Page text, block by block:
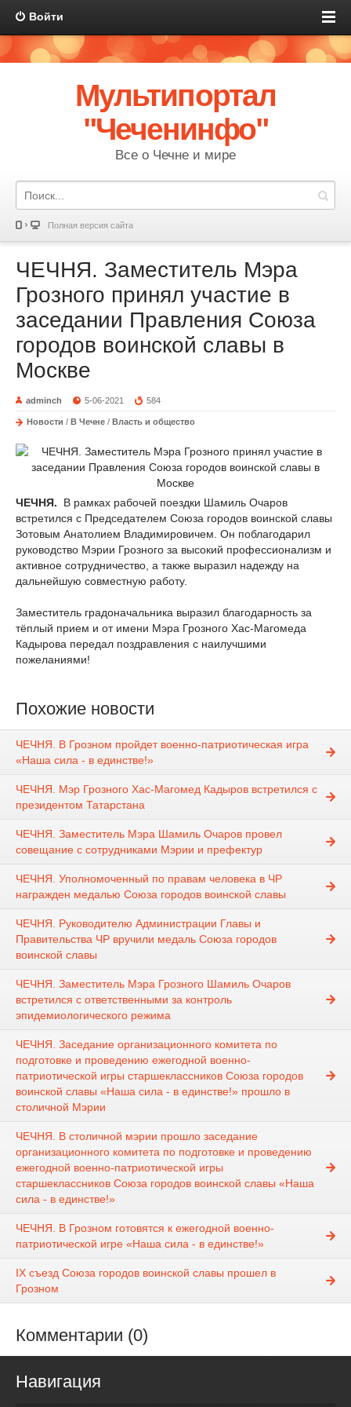
Войти
Мультипортал
"Чеченинфо"
Все о Чечне и мире
Полная версия сайта
ЧЕЧНЯ. Заместитель Мэра
Грозного принял участие в
заседании Правления Союза
городов воинской славы в
Москве
adminch 5-06-2021 584
Новости / В Чечне / Власть и общество
ЧЕЧНЯ.
В рамках рабочей поездки Шамиль Очаров
встретился с Председателем Союза городов воинской славы
Зотовым Анатолием Владимировичем. Он поблагодарил
руководство Мэрии Грозного за высокий профессионализм и
активное сотрудничество, а также выразил надежду на
дальнейшую совместную работу.
Заместитель градоначальника выразил благодарность за
тёплый прием и от имени Мэра Грозного Хас-Магомеда
Кадырова передал поздравления с наилучшими
пожеланиями!
Похожие новости
ЧЕЧНЯ. В Грозном пройдет военно-патриотическая игра
«Наша сила - в единстве!»
ЧЕЧНЯ. Мэр Грозного Хас-Магомед Кадыров встретился с
президентом Татарстана
ЧЕЧНЯ. Заместитель Мэра Шамиль Очаров провел
совещание с сотрудниками Мэрии и префектур
ЧЕЧНЯ. Уполномоченный по правам человека в ЧР
награжден медалью Союза городов воинской славы
ЧЕЧНЯ. Руководителю Администрации Главы и
Правительства ЧР вручили медаль Союза городов
воинской славы
ЧЕЧНЯ. Заместитель Мэра Грозного Шамиль Очаров
встретился с ответственными за контроль
эпидемиологического режима
ЧЕЧНЯ. Заседание организационного комитета по
подготовке и проведению ежегодной военно-
патриотической игры старшеклассников Союза городов
воинской славы «Наша сила - в единстве!» прошло в
столичной Мэрии
ЧЕЧНЯ. В столичной мэрии прошло заседание
организационного комитета по подготовке и проведению
ежегодной военно-патриотической игры
старшеклассников Союза городов воинской славы «Наша
сила - в единстве!»
ЧЕЧНЯ. В Грозном готовятся к ежегодной военно-
патриотической игре «Наша сила - в единстве!»
IX съезд Союза городов воинской славы прошел в
Грозном
Комментарии (0)
Навигация